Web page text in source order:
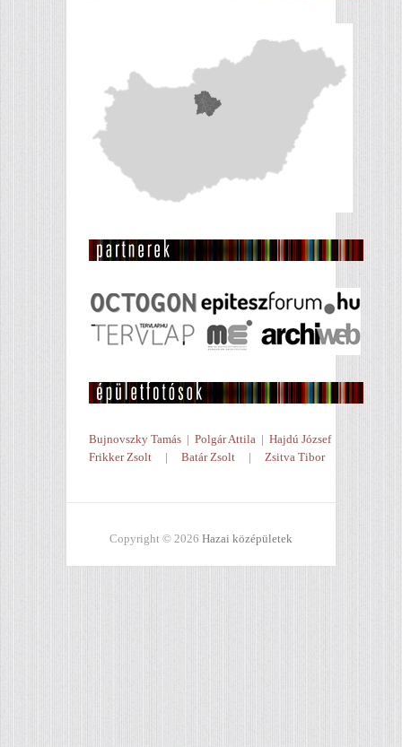
Bujnovszky Tamás | Polgár Attila | Hajdú József
Frikker Zsolt | Batár Zsolt | Zsitva Tibor
Copyright © 2026 Hazai középületek